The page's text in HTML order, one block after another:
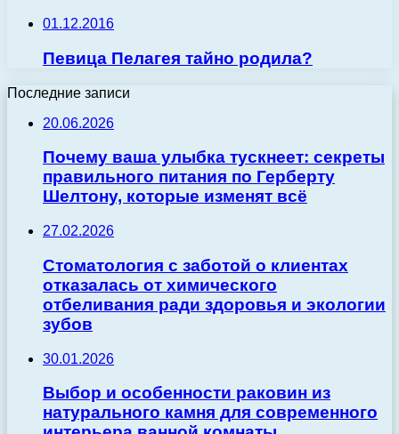
01.12.2016
Певица Пелагея тайно родила?
Последние записи
20.06.2026
Почему ваша улыбка тускнеет: секреты
правильного питания по Герберту
Шелтону, которые изменят всё
27.02.2026
Стоматология с заботой о клиентах
отказалась от химического
отбеливания ради здоровья и экологии
зубов
30.01.2026
Выбор и особенности раковин из
натурального камня для современного